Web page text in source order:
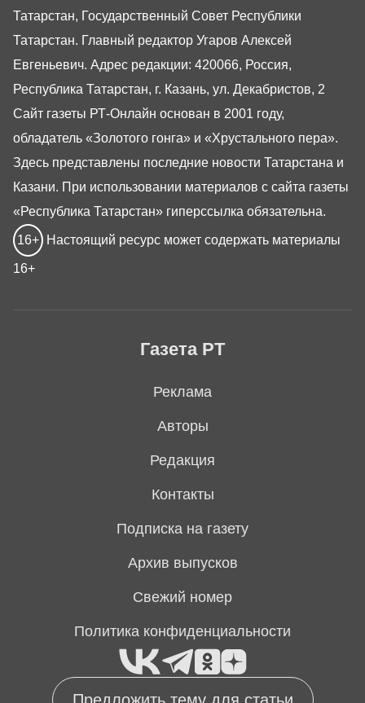
Газета РТ
Реклама
Авторы
Редакция
Контакты
Подписка на газету
Архив выпусков
Свежий номер
Политика конфиденциальности
Татарстан, Государственный Совет Республики
Татарстан. Главный редактор Угаров Алексей
Евгеньевич. Адрес редакции: 420066, Россия,
Республика Татарстан, г. Казань, ул. Декабристов, 2
Сайт газеты РТ-Онлайн основан в 2001 году,
обладатель «Золотого гонга» и «Хрустального пера».
Здесь представлены последние новости Татарстана и
Казани. При использовании материалов с сайта газеты
«Республика Татарстан» гиперссылка обязательна.
16+ Настоящий ресурс может содержать материалы
16+